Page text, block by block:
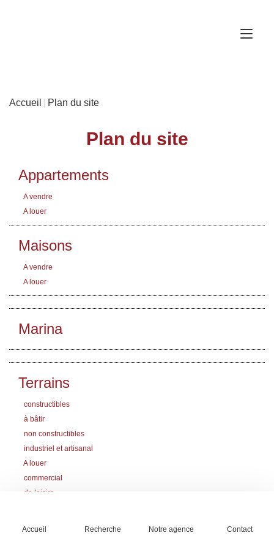
Accueil Recherche Notre agence Contact
Accueil Plan du site
Plan du site
Appartements
A vendre
A louer
Maisons
A vendre
A louer
Marina
Terrains
constructibles
à bâtir
non constructibles
industriel et artisanal
A louer
commercial
de loisirs